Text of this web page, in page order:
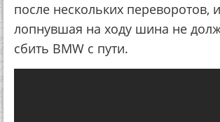
после нескольких переворотов,
лопнувшая на ходу шина не
сбить BMW с пути.